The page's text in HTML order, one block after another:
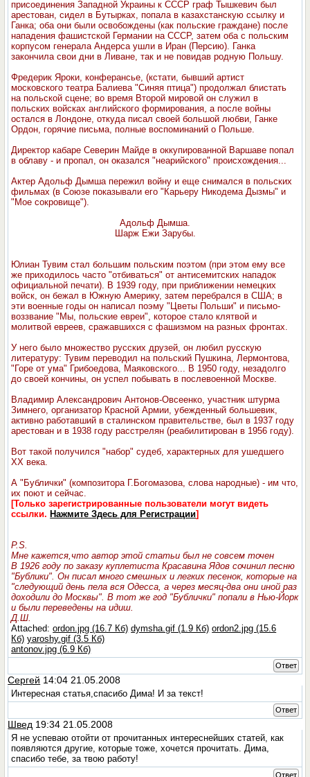
присоединения Западной Украины к СССР граф Тышкевич был
арестован, сидел в Бутырках, попала в казахстанскую ссылку и
Ганка; оба они были освобождены (как польские граждане) после
нападения фашистской Германии на СССР, затем оба с польским
корпусом генерала Андерса ушли в Иран (Персию). Ганка
закончила свои дни в Ливане, так и не повидав родную Польшу.
Фредерик Яроки, конферансье, (кстати, бывший артист
московского театра Балиева "Синяя птица") продолжал блистать
на польской сцене; во время Второй мировой он служил в
польских войсках английского формирования, а после войны
остался в Лондоне, откуда писал своей большой любви, Ганке
Ордон, горячие письма, полные воспоминаний о Польше.
Директор кабаре Северин Майде в оккупированной Варшаве попал
в облаву - и пропал, он оказался "неарийского" происхождения...
Актер Адольф Дымша пережил войну и еще снимался в польских
фильмах (в Союзе показывали его "Карьеру Никодема Дызмы" и
"Мое сокровище").
Адольф Дымша.
Шарж Ежи Зарубы.
Юлиан Тувим стал большим польским поэтом (при этом ему все
же приходилось часто "отбиваться" от антисемитских нападок
официальной печати). В 1939 году, при приближении немецких
войск, он бежал в Южную Америку, затем перебрался в США; в
эти военные годы он написал поэму "Цветы Польши" и письмо-
воззвание "Мы, польские евреи", которое стало клятвой и
молитвой евреев, сражавшихся с фашизмом на разных фронтах.
У него было множество русских друзей, он любил русскую
литературу: Тувим переводил на польский Пушкина, Лермонтова,
"Горе от ума" Грибоедова, Маяковского... В 1950 году, незадолго
до своей кончины, он успел побывать в послевоенной Москве.
Владимир Александрович Антонов-Овсеенко, участник штурма
Зимнего, организатор Красной Армии, убежденный большевик,
активно работавший в сталинском правительстве, был в 1937 году
арестован и в 1938 году расстрелян (реабилитирован в 1956 году).
Вот такой получился "набор" судеб, характерных для ушедшего
ХХ века.
А "Бублички" (композитора Г.Богомазова, слова народные) - им что,
их поют и сейчас.
[Только зарегистрированные пользователи могут видеть
ссылки. Нажмите Здесь для Регистрации]
P.S.
Мне кажется,что автор этой статьи был не совсем точен
В 1926 году по заказу куплетиста Красавина Ядов сочинил песню
"Бублики". Он писал много смешных и легких песенок, которые на
"следующий день пела вся Одесса, а через месяц-два они иной раз
доходили до Москвы". В тот же год "Бублички" попали в Нью-Йорк
и были переведены на идиш.
Д.Ш.
Attached:ordon.jpg (16.7 Кб) dymsha.gif (1.9 Кб) ordon2.jpg (15.6
Кб) yaroshy.gif (3.5 Кб)
antonov.jpg (6.9 Кб)
Ответ
Сергей 14:04 21.05.2008
Интересная статья,спасибо Дима! И за текст!
Ответ
Швед 19:34 21.05.2008
Я не успеваю отойти от прочитанных интереснейших статей, как
появляются другие, которые тоже, хочется прочитать. Дима,
спасибо тебе, за твою работу!